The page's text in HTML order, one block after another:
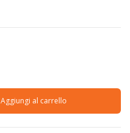
Aggiungi al carrello